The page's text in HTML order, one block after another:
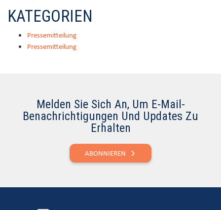
KATEGORIEN
Pressemitteilung
Pressemitteilung
Melden Sie Sich An, Um E-Mail-
Benachrichtigungen Und Updates Zu
Erhalten
ABONNIEREN